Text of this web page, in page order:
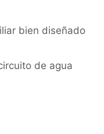
bien diseñado
de agua